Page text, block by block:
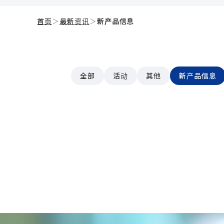
首页＞ 最新资讯＞新产品信息
全部 活动 其他 新产品信息